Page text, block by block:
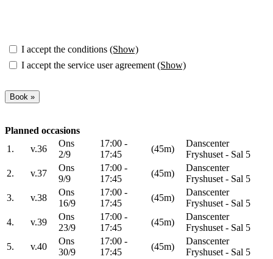
I accept the conditions (Show)
I accept the service user agreement (Show)
Planned occasions
1.
v.36
Ons
2/9
17:00 -
17:45
(45m)
Danscenter
Fryshuset - Sal 5
2.
v.37
Ons
9/9
17:00 -
17:45
(45m)
Danscenter
Fryshuset - Sal 5
3.
v.38
Ons
16/9
17:00 -
17:45
(45m)
Danscenter
Fryshuset - Sal 5
4.
v.39
Ons
23/9
17:00 -
17:45
(45m)
Danscenter
Fryshuset - Sal 5
5.
v.40
Ons
30/9
17:00 -
17:45
(45m)
Danscenter
Fryshuset - Sal 5